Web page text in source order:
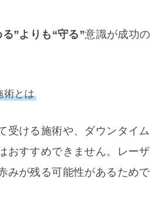
る”よりも“守る”意識が成功の
術とは
受ける施術や、ダウンタイム
おすすめできません。レーザ
みが残る可能性があるためで